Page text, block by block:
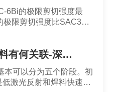
6Bi的极限剪切强度最
限剪切强度比SAC305
化和沉淀硬化作用。
激光焊接折射率和焊料有何关联-深圳福英达
本可以分为五个阶段。初
激光反射和焊料快速升